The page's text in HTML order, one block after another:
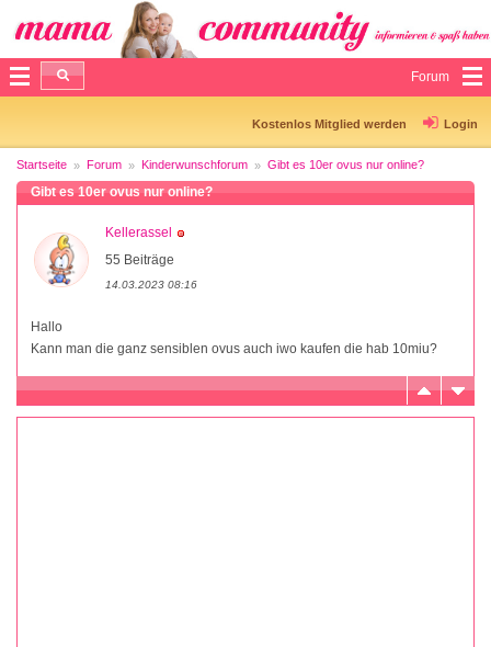
Forum
Kostenlos Mitglied werden Login
Startseite Forum Kinderwunschforum Gibt es 10er ovus nur online?
Gibt es 10er ovus nur online?
Kellerassel
55 Beiträge
14.03.2023 08:16
Hallo
Kann man die ganz sensiblen ovus auch iwo kaufen die hab 10miu?